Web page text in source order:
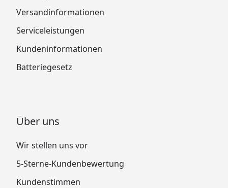
Versandinformationen
Serviceleistungen
Kundeninformationen
Batteriegesetz
Über uns
Wir stellen uns vor
5-Sterne-Kundenbewertung
Kundenstimmen